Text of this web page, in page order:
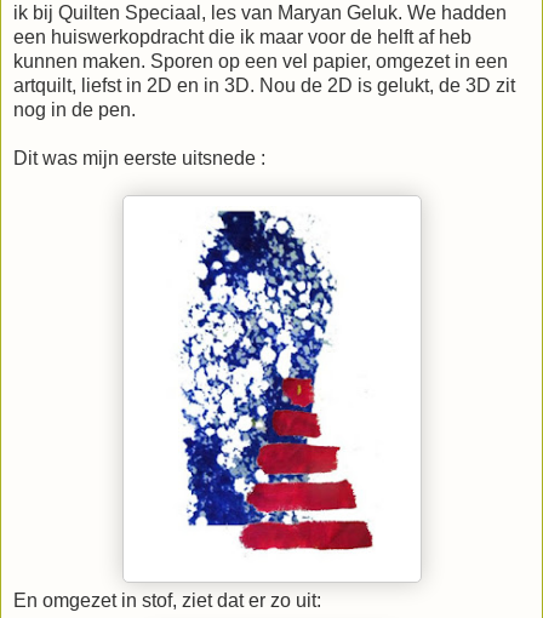
ik bij Quilten Speciaal, les van Maryan Geluk. We hadden
een huiswerkopdracht die ik maar voor de helft af heb
kunnen maken. Sporen op een vel papier, omgezet in een
artquilt, liefst in 2D en in 3D. Nou de 2D is gelukt, de 3D zit
nog in de pen.
Dit was mijn eerste uitsnede :
En omgezet in stof, ziet dat er zo uit: